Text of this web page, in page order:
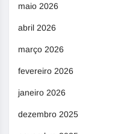
maio 2026
abril 2026
março 2026
fevereiro 2026
janeiro 2026
dezembro 2025